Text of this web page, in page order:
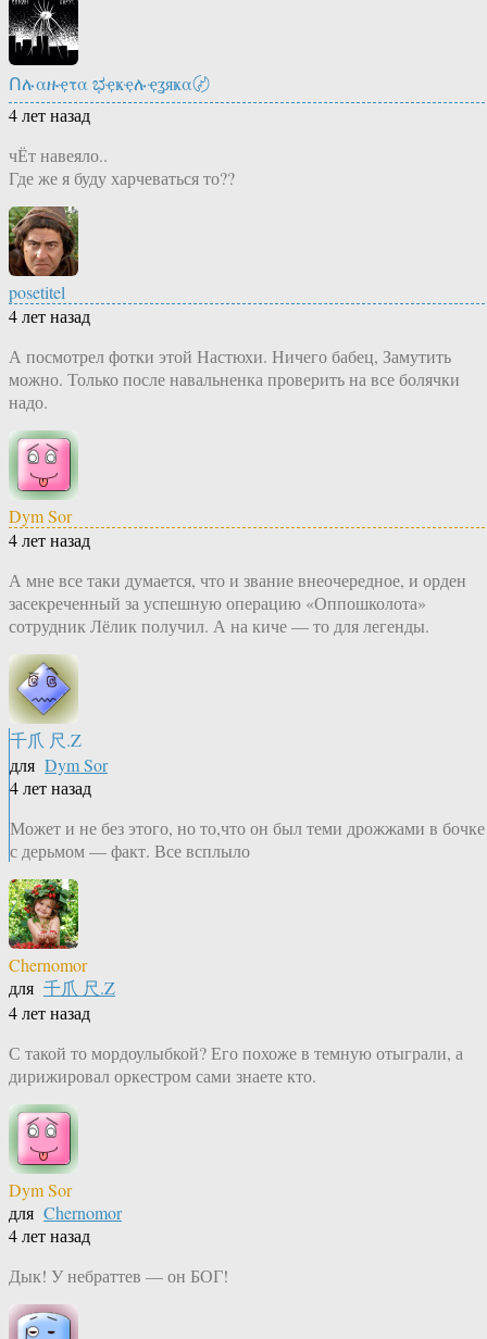
Ոሉαዙҿτα ಭҿҝҿሉҿʓяҝα〄
4 лет назад
чЁт навеяло..
Где же я буду харчеваться то??
posetitel
4 лет назад
А посмотрел фотки этой Настюхи. Ничего бабец, Замутить
можно. Только после навальненка проверить на все болячки
надо.
Dym Sor
4 лет назад
А мне все таки думается, что и звание внеочередное, и орден
засекреченный за успешную операцию «Оппошколота»
сотрудник Лёлик получил. А на киче — то для легенды.
千爪 尺.Z
для Dym Sor
4 лет назад
Может и не без этого, но то,что он был теми дрожжами в бочке
с дерьмом — факт. Все всплыло
Chernomor
для 千爪 尺.Z
4 лет назад
С такой то мордоулыбкой? Его похоже в темную отыграли, а
дирижировал оркестром сами знаете кто.
Dym Sor
для Chernomor
4 лет назад
Дык! У небраттев — он БОГ!